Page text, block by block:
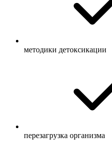
методики детоксикации
перезагрузка организма